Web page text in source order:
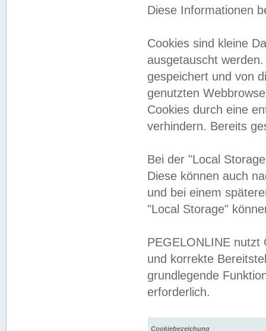
Diese Informationen
Cookies sind kleine
ausgetauscht
gespeichert und von
genutzten
Cookies durch eine
verhindern. Bereits
Bei der "Local
Diese können auch
und bei einem
"Local Storage"
PEGELONLINE nutzt
und korrekte
grundlegende
erforderlich.
Cookiebezeichung